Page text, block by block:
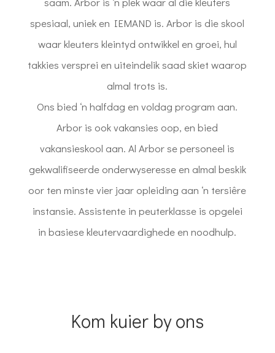
spesiaal, uniek en IEMAND is. Arbor is die skool
waar kleuters kleintyd ontwikkel en groei, hul
takkies versprei en uiteindelik saad skiet waarop
almal trots is.
Ons bied ‘n halfdag en voldag program aan.
Arbor is ook vakansies oop, en bied
vakansieskool aan. Al Arbor se personeel is
gekwalifiseerde onderwyseresse en almal beskik
oor ten minste vier jaar opleiding aan ‘n tersiêre
instansie. Assistente in peuterklasse is opgelei
in basiese kleutervaardighede en noodhulp.
Kom kuier by ons